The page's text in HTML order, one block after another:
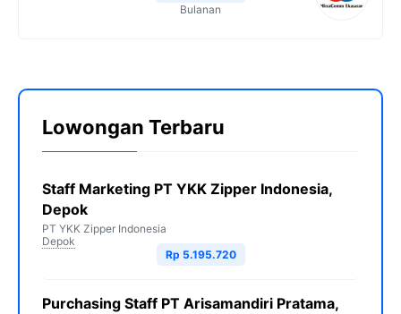
Bulanan
Lowongan Terbaru
Staff Marketing PT YKK Zipper Indonesia,
Depok
PT YKK Zipper Indonesia
Depok
Rp 5.195.720
Purchasing Staff PT Arisamandiri Pratama,